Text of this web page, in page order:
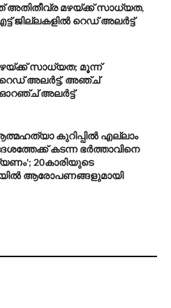
അ​തി​തീ​വ്ര മ​ഴ​യ്ക്ക് സാ​ധ്യ​ത,
ജി​ല്ല​ക​ളി​ൽ റെ​ഡ് അ​ലർ​ട്ട്
സാധ്യത; മൂന്ന്
റെഡ് അലർട്ട്, അഞ്ച്
ഓറഞ്ച് അലർട്ട്
കുറിപ്പിൽ എല്ലാം
കടന്ന ഭർത്താവിനെ
20കാരിയുടെ
ആരോപണങ്ങളുമായി